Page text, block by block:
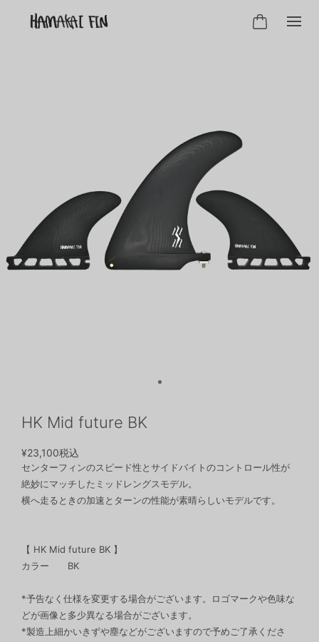
HK Mid future BK
¥23,100税込
センターフィンのスピード性とサイドバイトのコントロール性が
絶妙にマッチしたミッドレングスモデル。
横へ走るときの加速とターンの性能が素晴らしいモデルです。
【 HK Mid future BK 】
カラー BK
*予告なく仕様を変更する場合がございます。ロゴマークや色味な
どが画像と多少異なる場合がございます。
*製造上細かいきずや塵などがございますので予めご了承くださ